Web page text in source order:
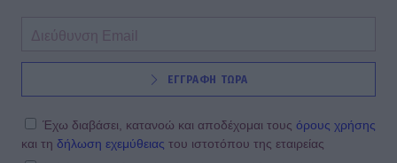
SHOWBIZ
Ελένη Ράντου: Συγκινεί το ύστατο
-«Ευγνώμων που σε γνώρισα»
ΕΓΓΡΑΦΗ ΤΩΡΑ
Έχω διαβάσει, κατανοώ και αποδέχομαι τους όρους χρήσης
και τη δήλωση εχεμύθειας του ιστοτόπου της εταιρείας